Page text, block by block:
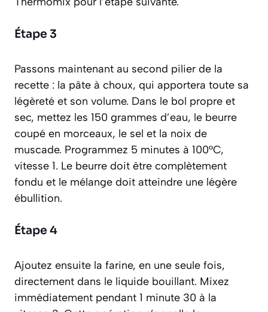
Étape 3
Passons maintenant au second pilier de la
recette : la pâte à choux, qui apportera toute sa
légèreté et son volume. Dans le bol propre et
sec, mettez les 150 grammes d’eau, le beurre
coupé en morceaux, le sel et la noix de
muscade. Programmez 5 minutes à 100°C,
vitesse 1. Le beurre doit être complètement
fondu et le mélange doit atteindre une légère
ébullition.
Étape 4
Ajoutez ensuite la farine, en une seule fois,
directement dans le liquide bouillant. Mixez
immédiatement pendant 1 minute 30 à la